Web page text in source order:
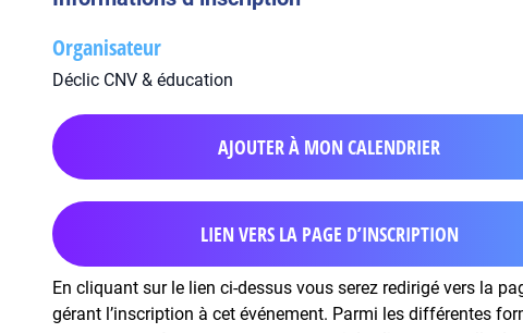
Organisateur
Déclic CNV & éducation
AJOUTER À MON CALENDRIER
LIEN VERS LA PAGE D’INSCRIPTION
En cliquant sur le lien ci-dessus vous serez redirigé vers la
gérant l’inscription à cet événement. Parmi les différentes